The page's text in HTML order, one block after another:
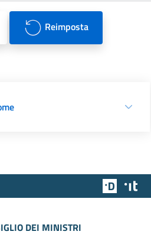
Reimposta
Team
DEI MINISTRI